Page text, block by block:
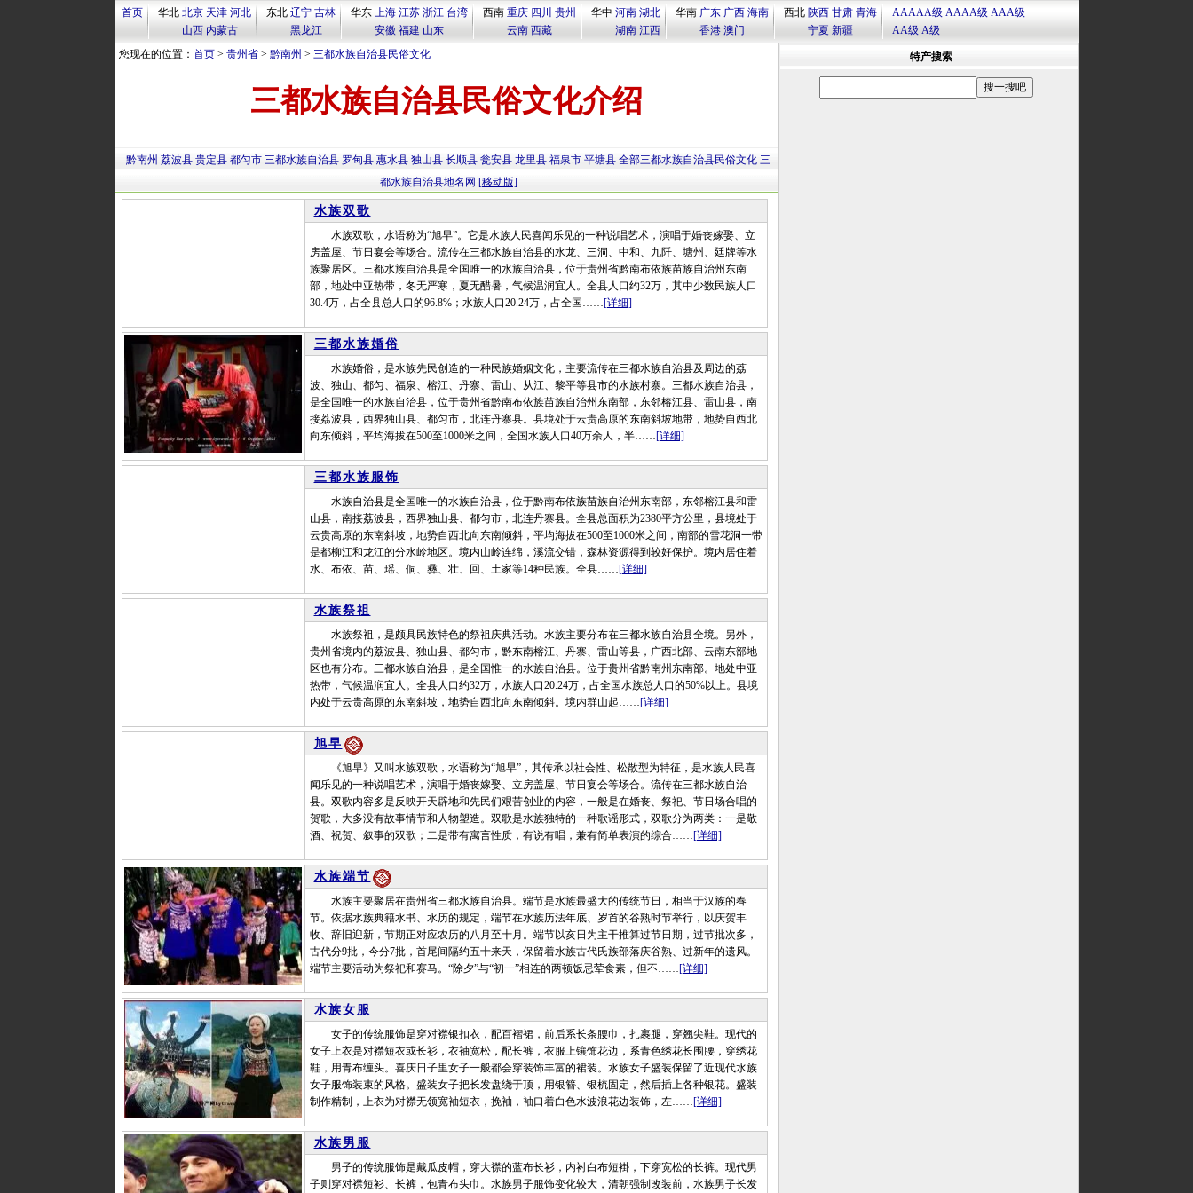
首页 华北 北京 天津 河北
山西 内蒙古
东北 辽宁 吉林
黑龙江
华东 上海 江苏 浙江 台湾
安徽 福建 山东
西南 重庆 四川 贵州
云南 西藏
华中 河南 湖北
湖南 江西
华南 广东 广西 海南
香港 澳门
西北 陕西 甘肃 青海
宁夏 新疆
AAAAA级 AAAA级 AAA级
AA级 A级
您现在的位置： 首页> 贵州省> 黔南州 > 三都水族自治县民俗文化
三都水族自治县民俗文化介绍
黔南州 荔波县 贵定县 都匀市 三都水族自治县 罗甸县 惠水县 独山县 长顺县 瓮安县 龙里县 福泉市 平塘县 全部三都水族自治县民俗文化 三
都水族自治县地名网 [移动版]
水族双歌
水族双歌，水语称为“旭早”。它是水族人民喜闻乐见的一种说唱艺术，演唱于婚丧嫁娶、立
房盖屋、节日宴会等场合。流传在三都水族自治县的水龙、三洞、中和、九阡、塘州、廷牌等水
族聚居区。三都水族自治县是全国唯一的水族自治县，位于贵州省黔南布依族苗族自治州东南
部，地处中亚热带，冬无严寒，夏无醋暑，气候温润宜人。全县人口约32万，其中少数民族人口
30.4万，占全县总人口的96.8%；水族人口20.24万，占全国……[详细]
三都水族婚俗
水族婚俗，是水族先民创造的一种民族婚姻文化，主要流传在三都水族自治县及周边的荔
波、独山、都匀、福泉、榕江、丹寨、雷山、从江、黎平等县市的水族村寨。三都水族自治县，
是全国唯一的水族自治县，位于贵州省黔南布依族苗族自治州东南部，东邻榕江县、雷山县，南
接荔波县，西界独山县、都匀市，北连丹寨县。县境处于云贵高原的东南斜坡地带，地势自西北
向东倾斜，平均海拔在500至1000米之间，全国水族人口40万余人，半……[详细]
三都水族服饰
水族自治县是全国唯一的水族自治县，位于黔南布依族苗族自治州东南部，东邻榕江县和雷
山县，南接荔波县，西界独山县、都匀市，北连丹寨县。全县总面积为2380平方公里，县境处于
云贵高原的东南斜坡，地势自西北向东南倾斜，平均海拔在500至1000米之间，南部的雪花洞一带
是都柳江和龙江的分水岭地区。境内山岭连绵，溪流交错，森林资源得到较好保护。境内居住着
水、布依、苗、瑶、侗、彝、壮、回、土家等14种民族。全县……[详细]
水族祭祖
水族祭祖，是颇具民族特色的祭祖庆典活动。水族主要分布在三都水族自治县全境。另外，
贵州省境内的荔波县、独山县、都匀市，黔东南榕江、丹寨、雷山等县，广西北部、云南东部地
区也有分布。三都水族自治县，是全国惟一的水族自治县。位于贵州省黔南州东南部。地处中亚
热带，气候温润宜人。全县人口约32万，水族人口20.24万，占全国水族总人口的50%以上。县境
内处于云贵高原的东南斜坡，地势自西北向东南倾斜。境内群山起……[详细]
旭早
《旭早》又叫水族双歌，水语称为“旭早”，其传承以社会性、松散型为特征，是水族人民喜
闻乐见的一种说唱艺术，演唱于婚丧嫁娶、立房盖屋、节日宴会等场合。流传在三都水族自治
县。双歌内容多是反映开天辟地和先民们艰苦创业的内容，一般是在婚丧、祭祀、节日场合唱的
贺歌，大多没有故事情节和人物塑造。双歌是水族独特的一种歌谣形式，双歌分为两类：一是敬
酒、祝贺、叙事的双歌；二是带有寓言性质，有说有唱，兼有简单表演的综合……[详细]
水族端节
水族主要聚居在贵州省三都水族自治县。端节是水族最盛大的传统节日，相当于汉族的春
节。依据水族典籍水书、水历的规定，端节在水族历法年底、岁首的谷熟时节举行，以庆贺丰
收、辞旧迎新，节期正对应农历的八月至十月。端节以亥日为主干推算过节日期，过节批次多，
古代分9批，今分7批，首尾间隔约五十来天，保留着水族古代氏族部落庆谷熟、过新年的遗风。
端节主要活动为祭祀和赛马。“除夕”与“初一”相连的两顿饭忌荤食素，但不……[详细]
水族女服
女子的传统服饰是穿对襟银扣衣，配百褶裙，前后系长条腰巾，扎裹腿，穿翘尖鞋。现代的
女子上衣是对襟短衣或长衫，衣袖宽松，配长裤，衣服上镶饰花边，系青色绣花长围腰，穿绣花
鞋，用青布缠头。喜庆日子里女子一般都会穿装饰丰富的裙装。水族女子盛装保留了近现代水族
女子服饰装束的风格。盛装女子把长发盘绕于顶，用银簪、银梳固定，然后插上各种银花。盛装
制作精制，上衣为对襟无领宽袖短衣，挽袖，袖口着白色水波浪花边装饰，左……[详细]
水族男服
男子的传统服饰是戴瓜皮帽，穿大襟的蓝布长衫，内衬白布短褂，下穿宽松的长裤。现代男
子则穿对襟短衫、长裤，包青布头巾。水族男子服饰变化较大，清朝强制改装前，水族男子长发
特产搜索